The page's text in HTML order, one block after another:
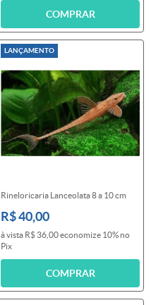
COMPRAR
LANÇAMENTO
Rineloricaria Lanceolata 8 a 10 cm
R$ 40,00
à vista R$ 36,00economize 10% no
Pix
COMPRAR